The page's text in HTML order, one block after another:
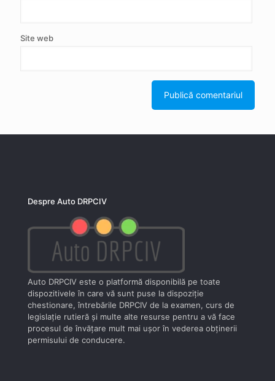
Site web
Despre Auto DRPCIV
Auto DRPCIV este o platformă disponibilă pe toate
dispozitivele în care vă sunt puse la dispoziţie
chestionare, întrebările DRPCIV de la examen, curs de
legislaţie rutieră şi multe alte resurse pentru a vă face
procesul de învăţare mult mai uşor în vederea obţinerii
permisului de conducere.